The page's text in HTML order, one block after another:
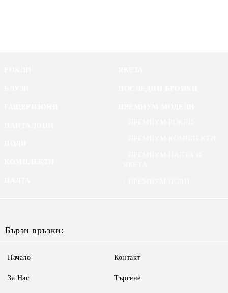
Бързи връзки:
Начало
За Нас
Контакт
Търсене